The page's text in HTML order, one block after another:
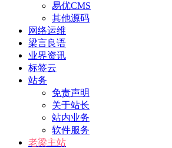
易优CMS
其他源码
网络运维
梁言良语
业界资讯
标签云
站务
免责声明
关于站长
站内业务
软件服务
老梁主站